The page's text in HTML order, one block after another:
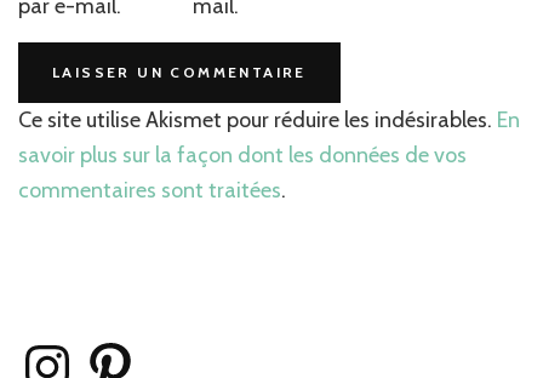
par e-mail.
mail.
Ce site utilise Akismet pour réduire les indésirables. En
savoir plus sur la façon dont les données de vos
commentaires sont traitées.
InstagramPinterest